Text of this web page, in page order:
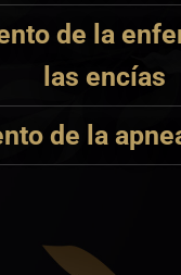
de la
las encías
de la